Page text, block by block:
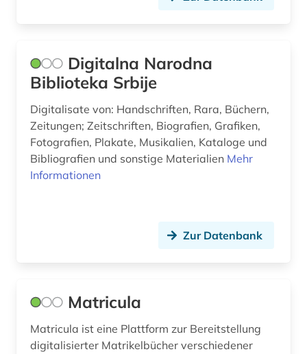
partisanenkrieg (1)
plastik (1)
polen (1)
quelle (1)
schweiz (1)
serbien (14)
Digitalna Narodna
Biblioteka Srbije
Digitalisate von: Handschriften, Rara, Büchern,
Zeitungen; Zeitschriften, Biografien, Grafiken,
Fotografien, Plakate, Musikalien, Kataloge und
Bibliografien und sonstige Materialien Mehr
Informationen
Zur Datenbank
Matricula
Matricula ist eine Plattform zur Bereitstellung
digitalisierter Matrikelbücher verschiedener